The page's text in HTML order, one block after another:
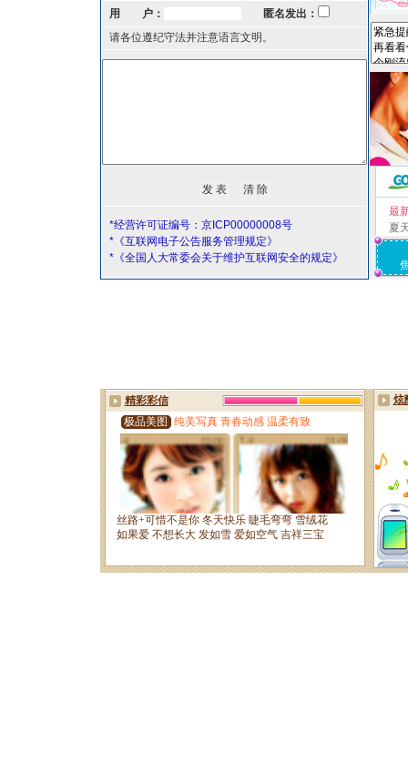
用 户：
匿名发出：
请各位遵纪守法并注意语言文明。
*经营许可证编号：京ICP00000008号
*《互联网电子公告服务管理规定》
*《全国人大常委会关于维护互联网安全的规定》
最
夏